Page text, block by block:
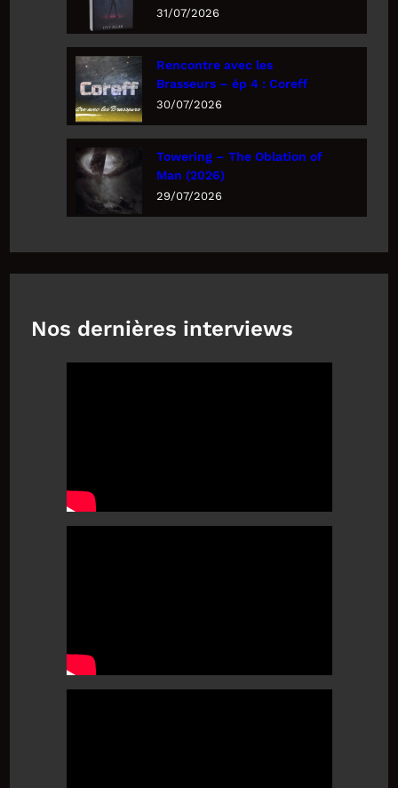
31/07/2026
Rencontre avec les
Brasseurs – ép 4 : Coreff
30/07/2026
Towering – The Oblation of
Man (2026)
29/07/2026
Nos dernières interviews